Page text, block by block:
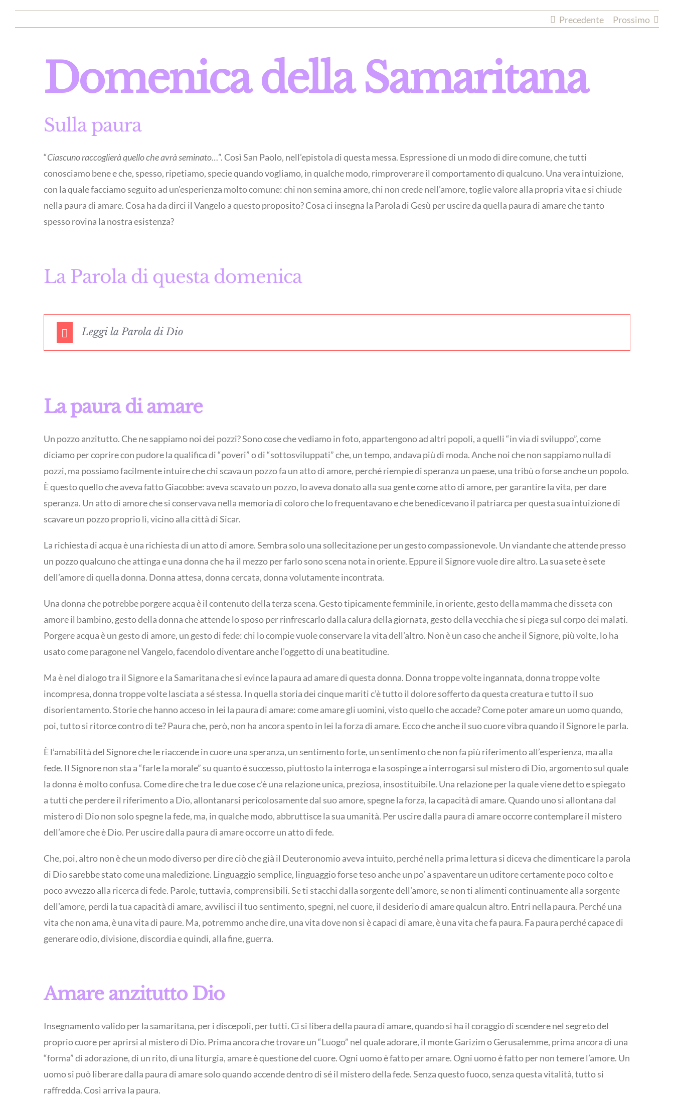
Precedente Prossimo
Domenica della Samaritana
Sulla paura
“Ciascuno raccoglierà quello che avrà seminato…”. Così San Paolo, nell’epistola di questa messa. Espressione di un modo di dire comune, che tutti
conosciamo bene e che, spesso, ripetiamo, specie quando vogliamo, in qualche modo, rimproverare il comportamento di qualcuno. Una vera intuizione,
con la quale facciamo seguito ad un’esperienza molto comune: chi non semina amore, chi non crede nell’amore, toglie valore alla propria vita e si chiude
nella paura di amare. Cosa ha da dirci il Vangelo a questo proposito? Cosa ci insegna la Parola di Gesù per uscire da quella paura di amare che tanto
spesso rovina la nostra esistenza?
La Parola di questa domenica
Leggi la Parola di Dio
La paura di amare
Un pozzo anzitutto. Che ne sappiamo noi dei pozzi? Sono cose che vediamo in foto, appartengono ad altri popoli, a quelli “in via di sviluppo”, come
diciamo per coprire con pudore la qualifica di “poveri” o di “sottosviluppati” che, un tempo, andava più di moda. Anche noi che non sappiamo nulla di
pozzi, ma possiamo facilmente intuire che chi scava un pozzo fa un atto di amore, perché riempie di speranza un paese, una tribù o forse anche un popolo.
È questo quello che aveva fatto Giacobbe: aveva scavato un pozzo, lo aveva donato alla sua gente come atto di amore, per garantire la vita, per dare
speranza. Un atto di amore che si conservava nella memoria di coloro che lo frequentavano e che benedicevano il patriarca per questa sua intuizione di
scavare un pozzo proprio lì, vicino alla città di Sicar.
La richiesta di acqua è una richiesta di un atto di amore. Sembra solo una sollecitazione per un gesto compassionevole. Un viandante che attende presso
un pozzo qualcuno che attinga e una donna che ha il mezzo per farlo sono scena nota in oriente. Eppure il Signore vuole dire altro. La sua sete è sete
dell’amore di quella donna. Donna attesa, donna cercata, donna volutamente incontrata.
Una donna che potrebbe porgere acqua è il contenuto della terza scena. Gesto tipicamente femminile, in oriente, gesto della mamma che disseta con
amore il bambino, gesto della donna che attende lo sposo per rinfrescarlo dalla calura della giornata, gesto della vecchia che si piega sul corpo dei malati.
Porgere acqua è un gesto di amore, un gesto di fede: chi lo compie vuole conservare la vita dell’altro. Non è un caso che anche il Signore, più volte, lo ha
usato come paragone nel Vangelo, facendolo diventare anche l’oggetto di una beatitudine.
Ma è nel dialogo tra il Signore e la Samaritana che si evince la paura ad amare di questa donna. Donna troppe volte ingannata, donna troppe volte
incompresa, donna troppe volte lasciata a sé stessa. In quella storia dei cinque mariti c’è tutto il dolore sofferto da questa creatura e tutto il suo
disorientamento. Storie che hanno acceso in lei la paura di amare: come amare gli uomini, visto quello che accade? Come poter amare un uomo quando,
poi, tutto si ritorce contro di te? Paura che, però, non ha ancora spento in lei la forza di amare. Ecco che anche il suo cuore vibra quando il Signore le parla.
È l’amabilità del Signore che le riaccende in cuore una speranza, un sentimento forte, un sentimento che non fa più riferimento all’esperienza, ma alla
fede. Il Signore non sta a “farle la morale” su quanto è successo, piuttosto la interroga e la sospinge a interrogarsi sul mistero di Dio, argomento sul quale
la donna è molto confusa. Come dire che tra le due cose c’è una relazione unica, preziosa, insostituibile. Una relazione per la quale viene detto e spiegato
a tutti che perdere il riferimento a Dio, allontanarsi pericolosamente dal suo amore, spegne la forza, la capacità di amare. Quando uno si allontana dal
mistero di Dio non solo spegne la fede, ma, in qualche modo, abbruttisce la sua umanità. Per uscire dalla paura di amare occorre contemplare il mistero
dell’amore che è Dio. Per uscire dalla paura di amare occorre un atto di fede.
Che, poi, altro non è che un modo diverso per dire ciò che già il Deuteronomio aveva intuito, perché nella prima lettura si diceva che dimenticare la parola
di Dio sarebbe stato come una maledizione. Linguaggio semplice, linguaggio forse teso anche un po’ a spaventare un uditore certamente poco colto e
poco avvezzo alla ricerca di fede. Parole, tuttavia, comprensibili. Se ti stacchi dalla sorgente dell’amore, se non ti alimenti continuamente alla sorgente
dell’amore, perdi la tua capacità di amare, avvilisci il tuo sentimento, spegni, nel cuore, il desiderio di amare qualcun altro. Entri nella paura. Perché una
vita che non ama, è una vita di paure. Ma, potremmo anche dire, una vita dove non si è capaci di amare, è una vita che fa paura. Fa paura perché capace di
generare odio, divisione, discordia e quindi, alla fine, guerra.
Amare anzitutto Dio
Insegnamento valido per la samaritana, per i discepoli, per tutti. Ci si libera della paura di amare, quando si ha il coraggio di scendere nel segreto del
proprio cuore per aprirsi al mistero di Dio. Prima ancora che trovare un “Luogo” nel quale adorare, il monte Garizim o Gerusalemme, prima ancora di una
“forma” di adorazione, di un rito, di una liturgia, amare è questione del cuore. Ogni uomo è fatto per amare. Ogni uomo è fatto per non temere l’amore. Un
uomo si può liberare dalla paura di amare solo quando accende dentro di sé il mistero della fede. Senza questo fuoco, senza questa vitalità, tutto si
raffredda. Così arriva la paura.